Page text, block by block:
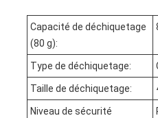
Capacité de déchiquetage
(80 g):
Type de déchiquetage:
Taille de déchiquetage:
Niveau de sécurité